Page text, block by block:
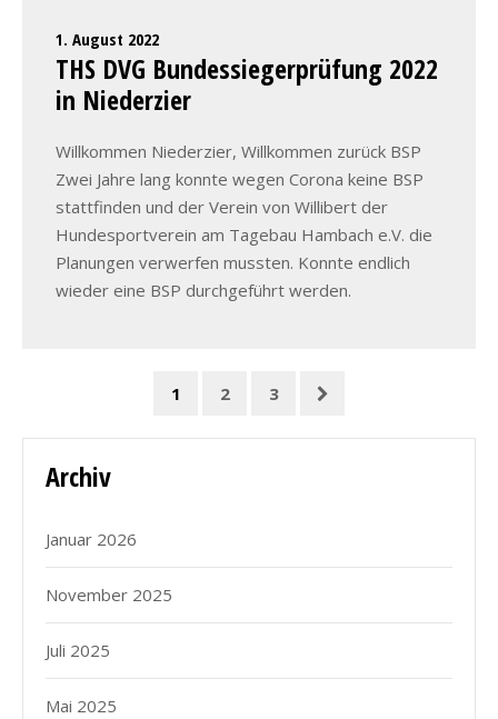
1. August 2022
THS DVG Bundessiegerprüfung 2022
in Niederzier
Willkommen Niederzier, Willkommen zurück BSP
Zwei Jahre lang konnte wegen Corona keine BSP
stattfinden und der Verein von Willibert der
Hundesportverein am Tagebau Hambach e.V. die
Planungen verwerfen mussten. Konnte endlich
wieder eine BSP durchgeführt werden.
1 2 3
Archiv
Januar 2026
November 2025
Juli 2025
Mai 2025